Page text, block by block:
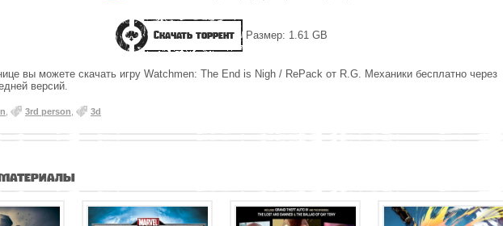
Скачать торрент Размер: 1.61 GB
вы можете скачать игру Watchmen: The End is Nigh / RePack от R.G. Механики бесплатно через
версий.
3rd person 3d